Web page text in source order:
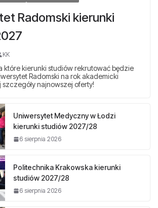
Radomski kierunki
KK
które kierunki studiów rekrutować będzie
Radomski na rok akademicki
najnowszej oferty!
Uniwersytet Medyczny w Łodzi
kierunki studiów 2027/28
6 sierpnia 2026
Politechnika Krakowska kierunki
studiów 2027/28
6 sierpnia 2026